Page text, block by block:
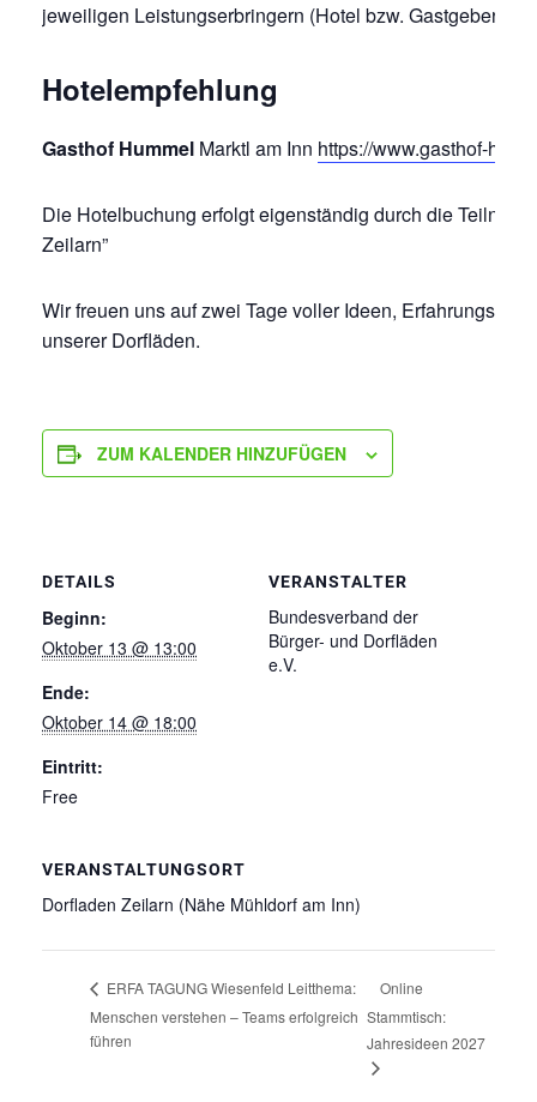
jeweiligen Leistungserbringern (Hotel bzw. Gastgeber-
Hotelempfehlung
Gasthof Hummel Marktl am Inn https://www.gasthof-
Die Hotelbuchung erfolgt eigenständig durch die
Zeilarn”
Wir freuen uns auf zwei Tage voller Ideen,
unserer Dorfläden.
ZUM KALENDER HINZUFÜGEN
DETAILS
Beginn:
Oktober 13 @ 13:00
Ende:
Oktober 14 @ 18:00
Eintritt:
Free
VERANSTALTUNGSORT
Dorfladen Zeilarn (Nähe Mühldorf am Inn)
VERANSTALTER
Bundesverband der
Bürger- und Dorfläden
e.V.
ERFA TAGUNG Wiesenfeld Leitthema:
Menschen verstehen – Teams erfolgreich
führen
Online
Stammtisch:
Jahresideen 2027